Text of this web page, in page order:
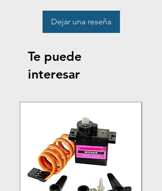
Dejar una reseña
Te puede
interesar